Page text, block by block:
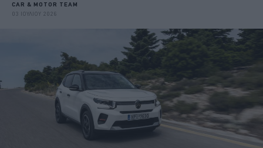
CAR & MOTOR TEAM
03 ΙΟΥΛΙΟΥ 2026